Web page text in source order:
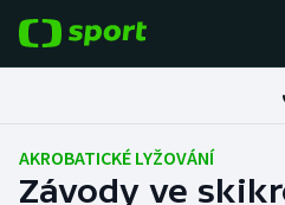
Fotbal
AKROBATICKÉ LYŽOVÁNÍ
Závody ve